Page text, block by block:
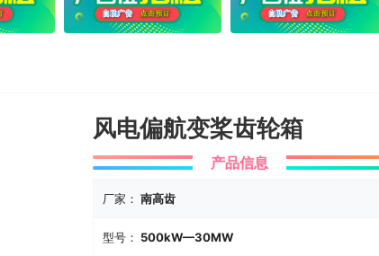
风电偏航变桨齿轮箱
产品信息
厂家： 南高齿
型号： 500kW—30MW